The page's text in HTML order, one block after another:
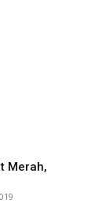
Merah,